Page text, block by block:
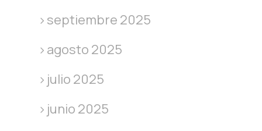
septiembre 2025
agosto 2025
julio 2025
junio 2025